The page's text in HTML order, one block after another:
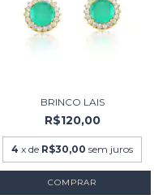
BRINCO LAIS
R$120,00
4 x de R$30,00 sem juros
COMPRAR